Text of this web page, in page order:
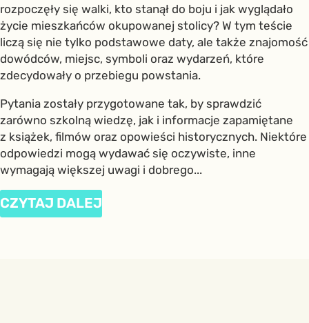
rozpoczęły się walki, kto stanął do boju i jak wyglądało
życie mieszkańców okupowanej stolicy? W tym teście
liczą się nie tylko podstawowe daty, ale także znajomość
dowódców, miejsc, symboli oraz wydarzeń, które
zdecydowały o przebiegu powstania.
Pytania zostały przygotowane tak, by sprawdzić
zarówno szkolną wiedzę, jak i informacje zapamiętane
z książek, filmów oraz opowieści historycznych. Niektóre
odpowiedzi mogą wydawać się oczywiste, inne
wymagają większej uwagi i dobrego...
CZYTAJ DALEJ